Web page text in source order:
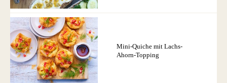
Mini-Quiche mit Lachs-
Ahorn-Topping